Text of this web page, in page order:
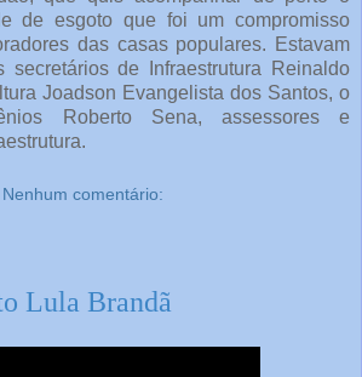
de esgoto que foi um compromisso
das casas populares. Estavam
secretários de Infraestrutura Reinaldo
Joadson Evangelista dos Santos, o
Roberto Sena, assessores e
Nenhum comentário:
Lula Brandã